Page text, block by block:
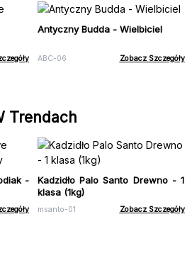
Antyczny Budda - Wielbiciel
ABC-06 Zobacz Szczegóły
Trendach
-
Kadzidło Palo Santo Drewno - 1
klasa (1kg)
msanto-01 Zobacz Szczegóły